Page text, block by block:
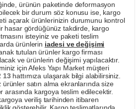
ürünün paketinde deformasyon
bir durum söz konusu ise, kargo
açarak ürünlerinizin durumunu kontrol
hasar gördüğünüz takdirde, kargo
isteyiniz ve paketi teslim
ürünlerin iadesi ve değişimi
tutulan ürünler kargo firması
ve ürünlerin değişimi yapılacaktır.
için Afeks Yapı Market müşteri
13hattımıza ulaşarak bilgi alabilirsiniz.
satın alma ekranlarında size
arasında kargoya teslim edilecektir.
veriliş tarihinden itibaren